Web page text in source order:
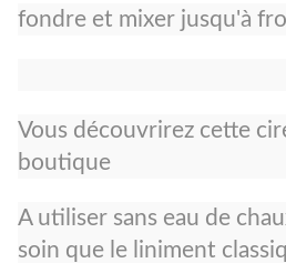
fondre et mixer jusqu'à
Vous découvrirez cette
boutique
A utiliser sans eau de
soin que le liniment